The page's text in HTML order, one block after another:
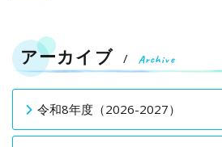
アーカイブ Archive
令和8年度（2026-2027）